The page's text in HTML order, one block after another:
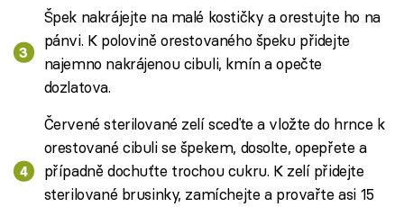
Špek nakrájejte na malé kostičky a orestujte ho na
pánvi. K polovině orestovaného špeku přidejte
najemno nakrájenou cibuli, kmín a opečte
dozlatova.
Červené sterilované zelí sceďte a vložte do hrnce k
orestované cibuli se špekem, dosolte, opepřete a
případně dochuťte trochou cukru. K zelí přidejte
sterilované brusinky, zamíchejte a provařte asi 15